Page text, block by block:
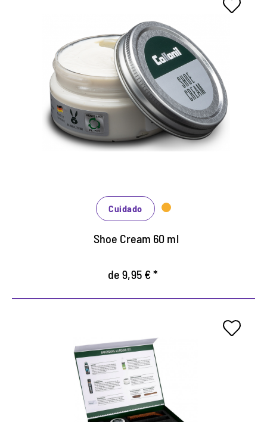
Crema de zapatos clásicos
Cuidado y refresco de color de cuero y zapatos de
piel sintética.
En innumerables colores, negro y marrón a los
tonos azules, verdes y rojos de moda.
Efecto colorante intensivo mediante la adición de
Cuidado
Shoe Cream 60 ml
de 9,95 € *
Allround set para el cuidado
perfecto de los zapatos.